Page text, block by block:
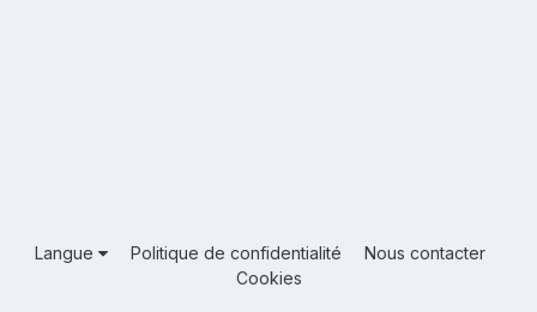
Langue Politique de confidentialité
Nous contacter
Cookies